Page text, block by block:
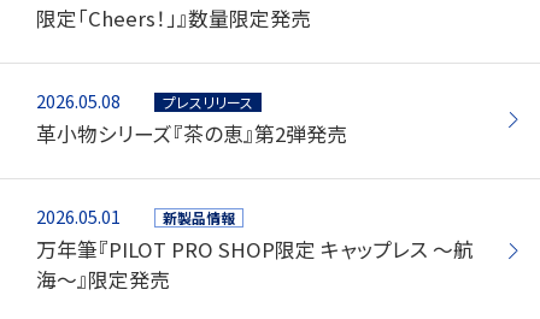
産業資材
その他新規商材
企業情報TOP
会社情報
限定「Cheers！」』数量限定発売
2026.05.08 プレスリリース
革小物シリーズ『茶の恵』第2弾発売
2026.05.01 新製品情報
万年筆『PILOT PRO SHOP限定 キャップレス ～航
海～』限定発売